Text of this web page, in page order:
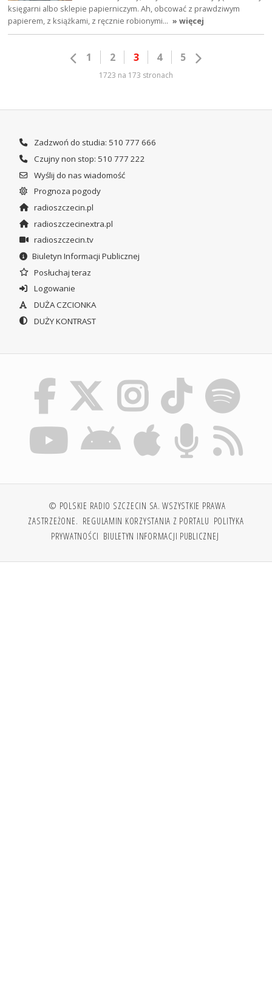
księgarni albo sklepie papierniczym. Ah, obcować z prawdziwym
papierem, z książkami, z ręcznie robionymi… » więcej
1 2 3 4 5
1723 na 173 stronach
Zadzwoń do studia: 510 777 666
Czujny non stop: 510 777 222
Wyślij do nas wiadomość
Prognoza pogody
radioszczecin.pl
radioszczecinextra.pl
radioszczecin.tv
Biuletyn Informacji Publicznej
Posłuchaj teraz
Logowanie
DUŻA CZCIONKA
DUŻY KONTRAST
© POLSKIE RADIO SZCZECIN SA. WSZYSTKIE PRAWA
ZASTRZEŻONE. REGULAMIN KORZYSTANIA Z PORTALU POLITYKA
PRYWATNOŚCI BIULETYN INFORMACJI PUBLICZNEJ